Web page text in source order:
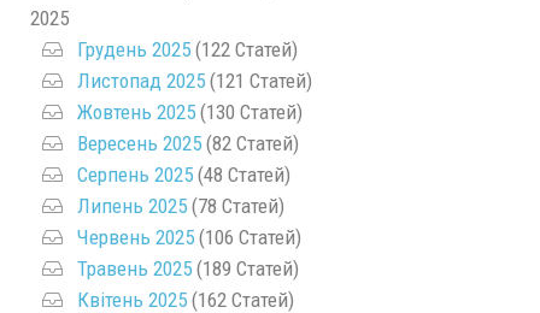
2025
Грудень 2025 (122 Статей)
Листопад 2025 (121 Статей)
Жовтень 2025 (130 Статей)
Вересень 2025 (82 Статей)
Серпень 2025 (48 Статей)
Липень 2025 (78 Статей)
Червень 2025 (106 Статей)
Травень 2025 (189 Статей)
Квітень 2025 (162 Статей)